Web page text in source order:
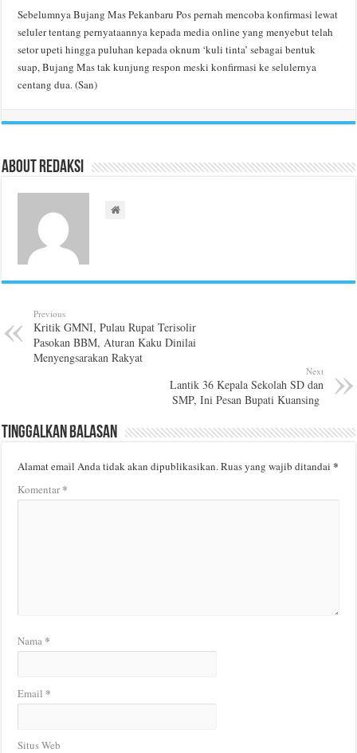
Sebelumnya Bujang Mas Pekanbaru Pos pernah mencoba konfirmasi lewat
seluler tentang pernyataannya kepada media online yang menyebut telah
setor upeti hingga puluhan kepada oknum ‘kuli tinta’ sebagai bentuk
suap, Bujang Mas tak kunjung respon meski konfirmasi ke selulernya
centang dua. (San)
About Redaksi
Previous
Kritik GMNI, Pulau Rupat Terisolir
Pasokan BBM, Aturan Kaku Dinilai
Menyengsarakan Rakyat
Next
Lantik 36 Kepala Sekolah SD dan
SMP, Ini Pesan Bupati Kuansing
Tinggalkan Balasan
Alamat email Anda tidak akan dipublikasikan.Ruas yang wajib ditandai*
Komentar*
Nama *
Email *
Situs Web